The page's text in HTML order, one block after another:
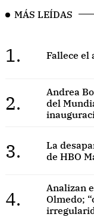
MÁS LEÍDAS
1. Fallece el
2.
Andrea
del
3.
La
de HBO
4.
Analizan
Olmedo;